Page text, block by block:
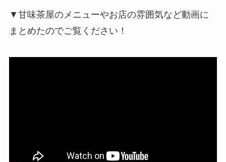
▼甘味茶屋のメニューやお店の雰囲気など動画に
まとめたのでご覧ください！